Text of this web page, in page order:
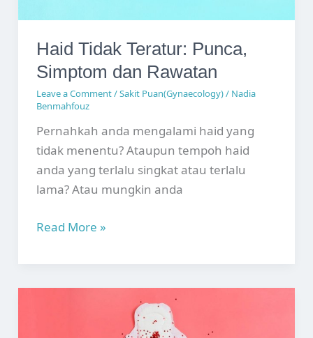
Haid Tidak Teratur: Punca,
Simptom dan Rawatan
Leave a Comment/Sakit Puan(Gynaecology)/ Nadia
Benmahfouz
Pernahkah anda mengalami haid yang
tidak menentu? Ataupun tempoh haid
anda yang terlalu singkat atau terlalu
lama? Atau mungkin anda
Haid
Teratur:
Punca,
Read More »